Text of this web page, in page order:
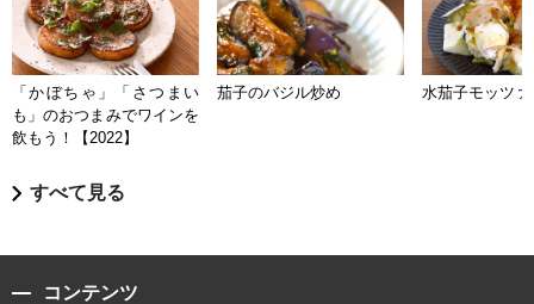
「かぼちゃ」「さつまい
も」のおつまみでワインを
飲もう！【2022】
茄子のバジル炒め 水茄子モッツァ
すべて見る
コンテンツ